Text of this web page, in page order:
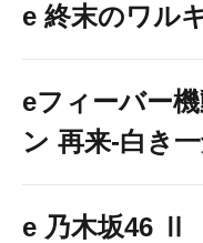
e 終末のワル
eフィーバー
ン 再来-白き
e 乃木坂46 Ⅱ